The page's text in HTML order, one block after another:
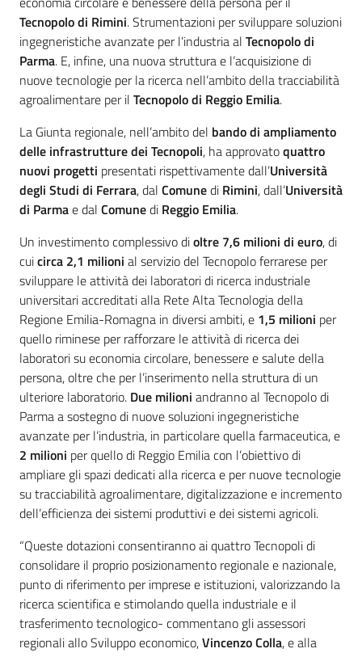
Tecnopolo di Rimini. Strumentazioni per sviluppare soluzioni
ingegneristiche avanzate per l’industria al Tecnopolo di
Parma. E, infine, una nuova struttura e l’acquisizione di
nuove tecnologie per la ricerca nell’ambito della tracciabilità
agroalimentare per il Tecnopolo di Reggio Emilia.
La Giunta regionale, nell’ambito del bando di ampliamento
delle infrastrutture dei Tecnopoli, ha approvatoquattro
nuovi progetti presentati rispettivamente dall’Università
degli Studi di Ferrara, dal Comunedi Rimini, dall’Università
di Parmae dal Comunedi Reggio Emilia.
Un investimento complessivo dioltre 7,6 milioni di euro, di
cuicirca 2,1 milioni al servizio del Tecnopolo ferrarese per
sviluppare le attività dei laboratori di ricerca industriale
universitari accreditati alla Rete Alta Tecnologia della
Regione Emilia-Romagna in diversi ambiti, e 1,5 milioni per
quello riminese per rafforzare le attività di ricerca dei
laboratori su economia circolare, benessere e salute della
persona, oltre che per l’inserimento nella struttura di un
ulteriore laboratorio. Due milioni andranno al Tecnopolo di
Parma a sostegno di nuove soluzioni ingegneristiche
avanzate per l’industria, in particolare quella farmaceutica, e
2 milioni per quello di Reggio Emilia con l’obiettivo di
ampliare gli spazi dedicati alla ricerca e per nuove tecnologie
su tracciabilità agroalimentare, digitalizzazione e incremento
dell’efficienza dei sistemi produttivi e dei sistemi agricoli.
“Queste dotazioni consentiranno ai quattro Tecnopoli di
consolidare il proprio posizionamento regionale e nazionale,
punto di riferimento per imprese e istituzioni, valorizzando la
ricerca scientifica e stimolando quella industriale e il
trasferimento tecnologico- commentano gli assessori
regionali allo Sviluppo economico,Vincenzo Colla, e alla